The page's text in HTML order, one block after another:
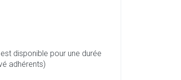
disponible pour une durée
adhérents)